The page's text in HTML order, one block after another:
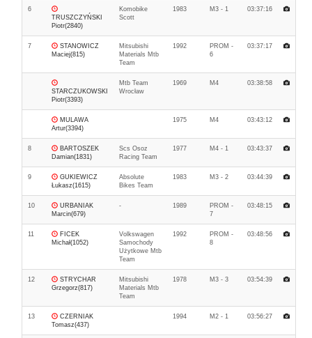
6
TRUSZCZYŃSKI
Piotr(2840)
Komobike
Scott
1983 M3 - 1 03:37:16
7
STANOWICZ
Maciej(815)
Mitsubishi
Materials Mtb
Team
1992
PROM -
6
03:37:17
STARCZUKOWSKI
Piotr(3393)
Mtb Team
Wrocław
1969 M4 03:38:58
MULAWA
Artur(3394)
1975 M4 03:43:12
8
BARTOSZEK
Damian(1831)
Scs Osoz
Racing Team
1977 M4 - 1 03:43:37
9
GUKIEWICZ
Łukasz(1615)
Absolute
Bikes Team
1983 M3 - 2 03:44:39
10
URBANIAK
Marcin(679)
- 1989
PROM -
7
03:48:15
11
FICEK
Michał(1052)
Volkswagen
Samochody
Użytkowe Mtb
Team
1992
PROM -
8
03:48:56
12
STRYCHAR
Grzegorz(817)
Mitsubishi
Materials Mtb
Team
1978 M3 - 3 03:54:39
13
CZERNIAK
Tomasz(437)
1994 M2 - 1 03:56:27